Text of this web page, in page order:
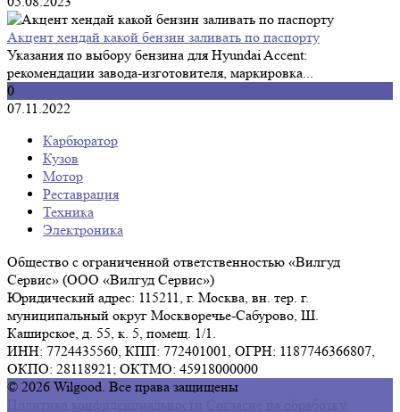
Акцент хендай какой бензин заливать по паспорту
Указания по выбору бензина для Hyundai Accent:
рекомендации завода-изготовителя, маркировка...
0
07.11.2022
Карбюратор
Кузов
Мотор
Реставрация
Техника
Электроника
Общество с ограниченной ответственностью «Вилгуд
Сервис» (ООО «Вилгуд Сервис»)
Юридический адрес: 115211, г. Москва, вн. тер. г.
муниципальный округ Москворечье-Сабурово, Ш.
Каширское, д. 55, к. 5, помещ. 1/1.
ИНН: 7724435560, КПП: 772401001, ОГРН: 1187746366807,
ОКПО: 28118921; ОКТМО: 45918000000
© 2026 Wilgood. Все права защищены